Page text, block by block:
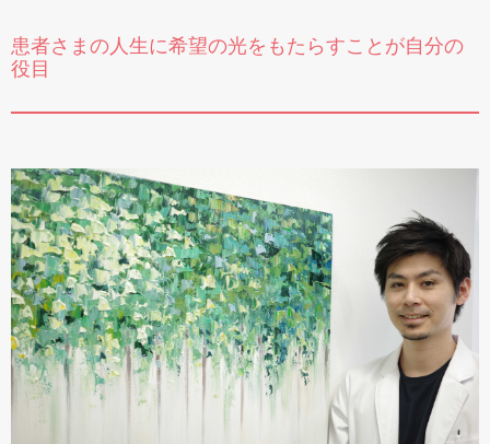
患者さまの人生に希望の光をもたらすことが自分の
役目